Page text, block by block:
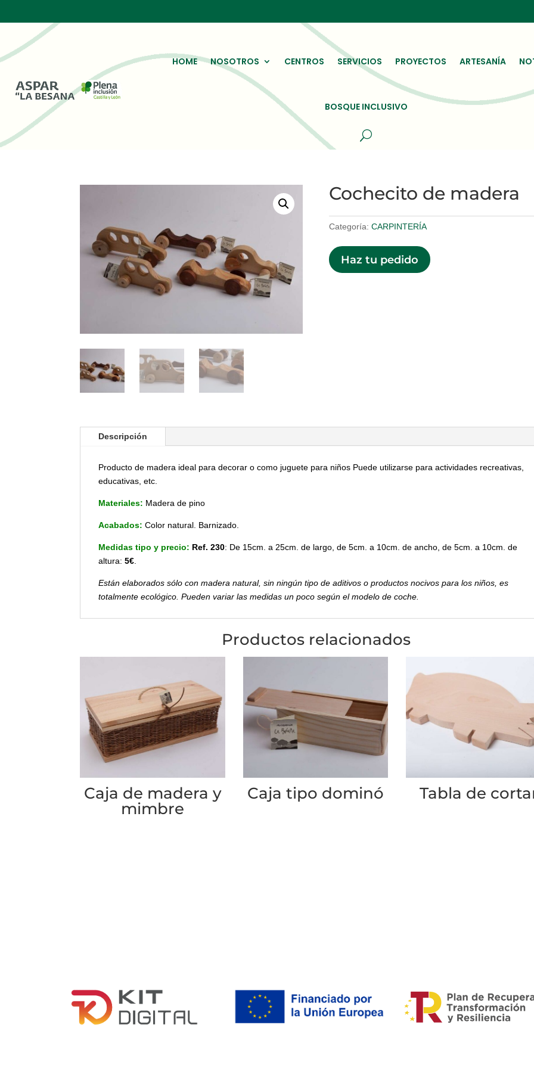
HOME NOSOTROS CENTROS SERVICIOS PROYECTOS ARTESANÍA
BOSQUE INCLUSIVO
Cochecito de madera
Categoría: CARPINTERÍA
Haz tu pedido
Descripción
Producto de madera ideal para decorar o como juguete para niños Puede utilizarse para actividades recreativas,
educativas, etc.
Materiales: Madera de pino
Acabados: Color natural. Barnizado.
Medidas tipo y precio: Ref. 230: De 15cm. a 25cm. de largo, de 5cm. a 10cm. de ancho, de 5cm. a 10cm. de
altura:5€
Están elaborados sólo con madera natural, sin ningún tipo de aditivos o productos nocivos para los niños, es
totalmente ecológico. Pueden variar las medidas un poco según el modelo de coche.
Productos relacionados
Caja de madera y
mimbre
Caja tipo dominó Tabla de